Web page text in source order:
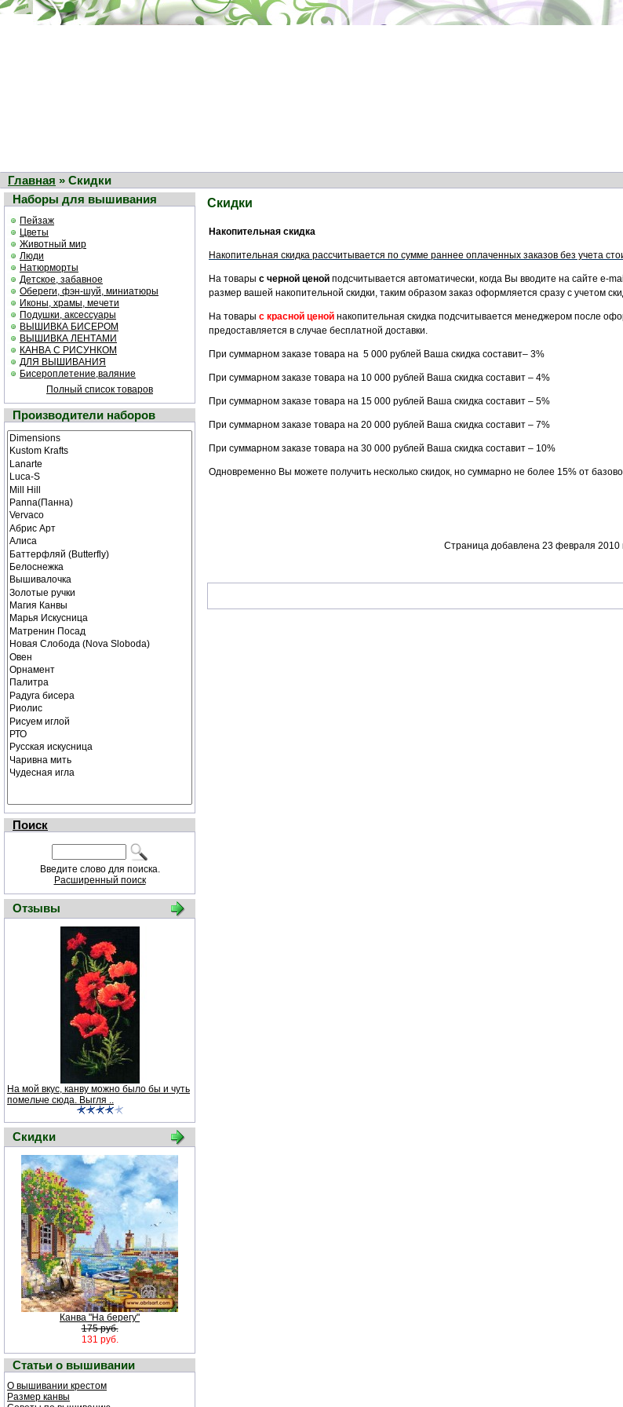
Главная » Скидки
Наборы для вышивания
Пейзаж
Цветы
Животный мир
Люди
Натюрморты
Детское, забавное
Обереги, фэн-шуй, миниатюры
Иконы, храмы, мечети
Подушки, аксессуары
ВЫШИВКА БИСЕРОМ
ВЫШИВКА ЛЕНТАМИ
КАНВА С РИСУНКОМ
ДЛЯ ВЫШИВАНИЯ
Бисероплетение,валяние
Полный список товаров
Производители наборов
Поиск
Введите слово для поиска.
Расширенный поиск
Отзывы
На мой вкус, канву можно было бы и чуть
помельче сюда. Выгля ..
Скидки
Канва "На берегу"
175 руб.
131 руб.
Статьи о вышивании
О вышивании крестом
Размер канвы
Скидки
Накопительная скидка
Накопительная скидка рассчитывается по сумме раннее оплаченных заказов без учета
На товары с черной ценой подсчитывается автоматически, когда Вы вводите на сайте e-
размер вашей накопительной скидки, таким образом заказ оформляется сразу с учетом
На товары с красной ценой накопительная скидка подсчитывается менеджером после
предоставляется в случае бесплатной доставки.
При суммарном заказе товара на 5 000 рублей Ваша скидка составит– 3%
При суммарном заказе товара на 10 000 рублей Ваша скидка составит – 4%
При суммарном заказе товара на 15 000 рублей Ваша скидка составит – 5%
При суммарном заказе товара на 20 000 рублей Ваша скидка составит – 7%
При суммарном заказе товара на 30 000 рублей Ваша скидка составит – 10%
Одновременно Вы можете получить несколько скидок, но суммарно не более 15% от
Страница добавлена 23 февраля 2010